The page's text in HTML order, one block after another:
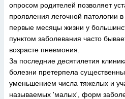
опросом родителей позволяет
проявления легочной патологии
первые месяцы жизни у
пунктом заболевания часто
возрасте пневмония.
За последние десятилетия
болезни претерпела
уменьшением числа тяжелых и
называемых 'малых', форм